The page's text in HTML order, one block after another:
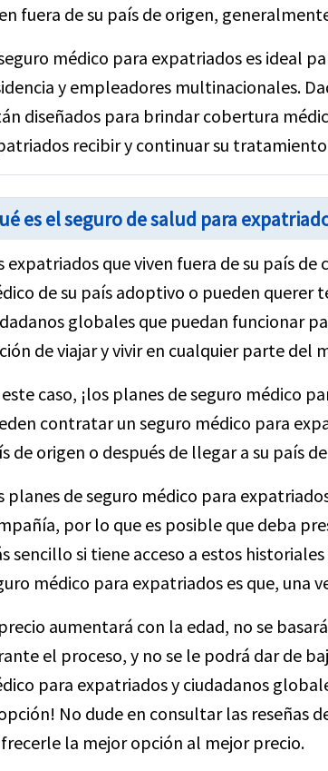
fuera de su país de origen,
médico para expatriados es ideal
y empleadores multinacionales.
diseñados para brindar cobertura
recibir y continuar su
es el seguro de salud para
expatriados que viven fuera de su país
de su país adoptivo o pueden querer
globales que puedan funcionar
de viajar y vivir en cualquier parte del
este caso, ¡los planes de seguro médico
contratar un seguro médico para
de origen o después de llegar a su país
planes de seguro médico para
por lo que es posible que deba
sencillo si tiene acceso a estos
médico para expatriados es que, una
aumentará con la edad, no se
el proceso, y no se le podrá dar de
para expatriados y ciudadanos
No dude en consultar las reseñas
la mejor opción al mejor precio.